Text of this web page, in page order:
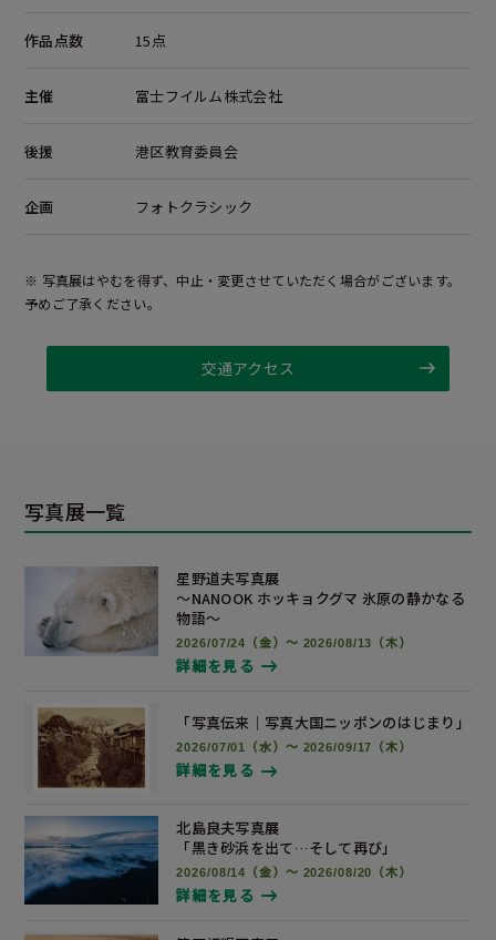
作品点数 15点
主催 富士フイルム株式会社
後援 港区教育委員会
企画 フォトクラシック
※ 写真展はやむを得ず、中止・変更させていただく場合がございます。
予めご了承ください。
交通アクセス
写真展一覧
星野道夫写真展
～NANOOK ホッキョクグマ 氷原の静かなる
物語～
2026/07/24（金）～ 2026/08/13（木）
詳細を見る
「写真伝来｜写真大国ニッポンのはじまり」
2026/07/01（水）～ 2026/09/17（木）
詳細を見る
北島良夫写真展
「黒き砂浜を出て…そして再び」
2026/08/14（金）～ 2026/08/20（木）
詳細を見る